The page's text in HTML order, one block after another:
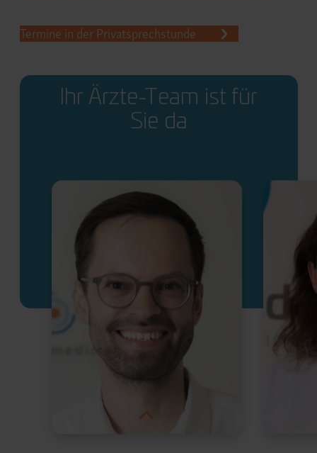
Termine in der Privatsprechstunde
Ihr Ärzte-Team ist für
Sie da